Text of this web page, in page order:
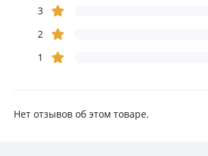
3
2
1
Нет отзывов об этом товаре.